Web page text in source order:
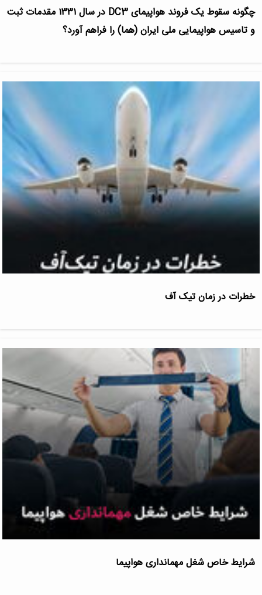
چگونه سقوط یک فروند هواپیمای DC3 در سال ۱۳۳۱ مقدمات ثبت
و تاسیس هواپیمایی ملی ایران (هما) را فراهم آورد؟
خطرات در زمان تیک آف
شرایط خاص شغل مهمانداری هواپیما